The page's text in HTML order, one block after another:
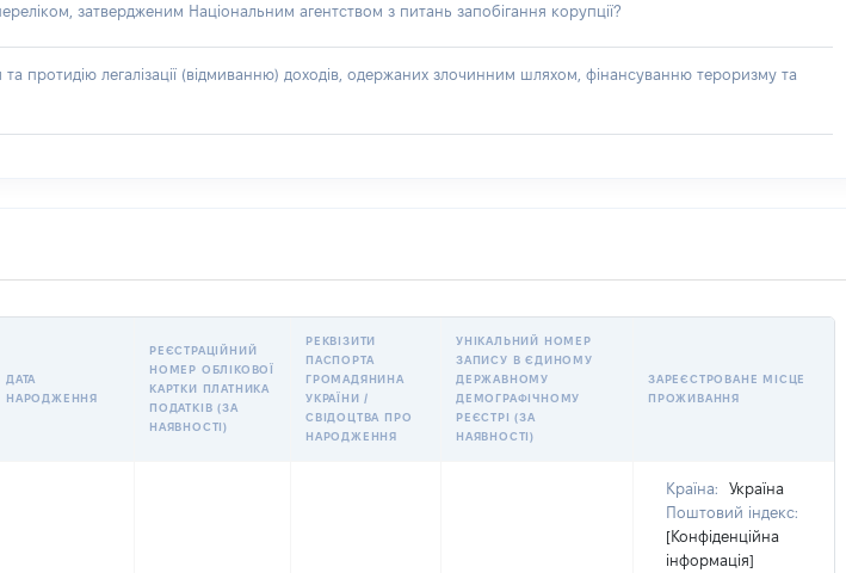
затвердженим Національним агентством з питань запобігання корупції?
протидію легалізації (відмиванню) доходів, одержаних злочинним шляхом, фінансуванню тероризму та
ДАТА
НАРОДЖЕННЯ
РЕЄСТРАЦІЙНИЙ
НОМЕР ОБЛІКОВОЇ
КАРТКИ ПЛАТНИКА
ПОДАТКІВ (ЗА
НАЯВНОСТІ)
РЕКВІЗИТИ
ПАСПОРТА
ГРОМАДЯНИНА
УКРАЇНИ /
СВІДОЦТВА ПРО
НАРОДЖЕННЯ
УНІКАЛЬНИЙ НОМЕР
ЗАПИСУ В ЄДИНОМУ
ДЕРЖАВНОМУ
ДЕМОГРАФІЧНОМУ
РЕЄСТРІ (ЗА
НАЯВНОСТІ)
ЗАРЕЄСТРОВАНЕ МІСЦЕ
ПРОЖИВАННЯ
Країна:
Україна
Поштовий індекс:
[Конфіденційна
інформація]